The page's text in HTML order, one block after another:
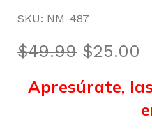
SKU: NM-487
$49.99 $25.00
Apresúrate,